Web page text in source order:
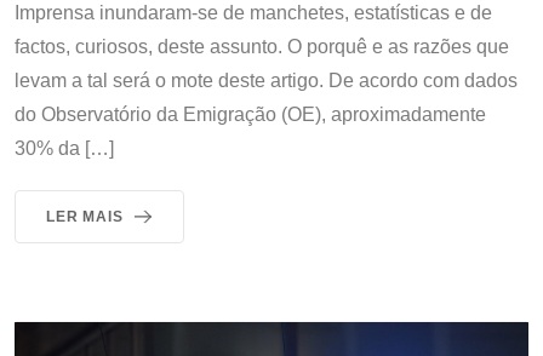
Imprensa inundaram-se de manchetes, estatísticas e de
factos, curiosos, deste assunto. O porquê e as razões que
levam a tal será o mote deste artigo. De acordo com dados
do Observatório da Emigração (OE), aproximadamente
30% da […]
LER MAIS